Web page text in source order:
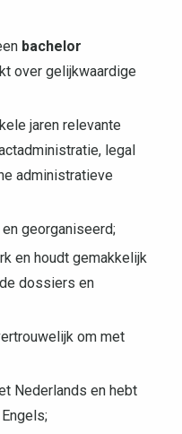
bachelor
over gelijkwaardige
jaren relevante
legal
administratieve
georganiseerd;
en houdt gemakkelijk
dossiers en
om met
Nederlands en hebt